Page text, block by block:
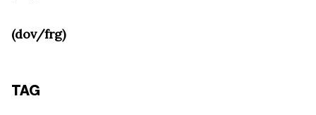
(dov/frg)
TAG